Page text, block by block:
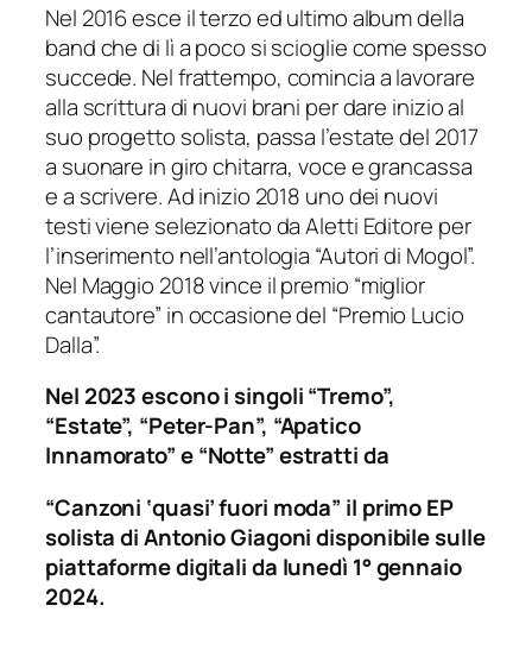
Nel 2016 esce il terzo ed ultimo album della
band che di lì a poco si scioglie come spesso
succede. Nel frattempo, comincia a lavorare
alla scrittura di nuovi brani per dare inizio al
suo progetto solista, passa l’estate del 2017
a suonare in giro chitarra, voce e grancassa
e a scrivere. Ad inizio 2018 uno dei nuovi
testi viene selezionato da Aletti Editore per
l’inserimento nell’antologia “Autori di Mogol”.
Nel Maggio 2018 vince il premio “miglior
cantautore” in occasione del “Premio Lucio
Dalla”.
Nel 2023 escono i singoli “Tremo”,
“Estate”, “Peter-Pan”, “Apatico
Innamorato” e “Notte” estratti da
“Canzoni ‘quasi’ fuori moda” il primo EP
solista di Antonio Giagoni disponibile sulle
piattaforme digitali da lunedì 1° gennaio
2024.